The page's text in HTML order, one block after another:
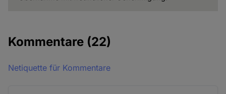
Kommentare (22)
Netiquette für Kommentare